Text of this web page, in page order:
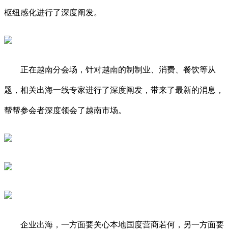
枢纽感化进行了深度阐发。
正在越南分会场，针对越南的制制业、消费、餐饮等从
题，相关出海一线专家进行了深度阐发，带来了最新的消息，
帮帮参会者深度领会了越南市场。
企业出海，一方面要关心本地国度营商若何，另一方面要